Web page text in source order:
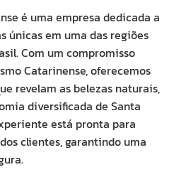
é uma empresa dedicada a
únicas em uma das regiões
Com um compromisso
Catarinense, oferecemos
revelam as belezas naturais,
diversificada de Santa
está pronta para
clientes, garantindo uma